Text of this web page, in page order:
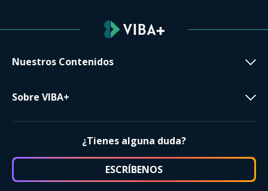
Nuestros Contenidos
Sobre VIBA+
¿Tienes alguna duda?
ESCRÍBENOS